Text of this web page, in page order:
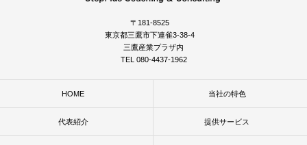
〒181-8525
東京都三鷹市下連雀3-38-4
三鷹産業プラザ内
TEL 080-4437-1962
HOME 当社の特色
代表紹介 提供サービス